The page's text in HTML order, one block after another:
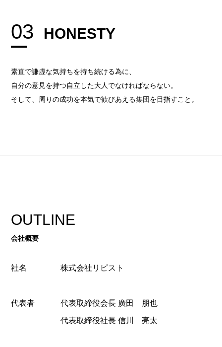
03 HONESTY
素直で謙虚な気持ちを持ち続ける為に、
自分の意見を持つ自立した大人でなければならない。
そして、周りの成功を本気で歓びあえる集団を目指すこと。
OUTLINE
会社概要
社名 株式会社リピスト
代表者 代表取締役会長 廣田 朋也
代表取締役社長 信川 亮太